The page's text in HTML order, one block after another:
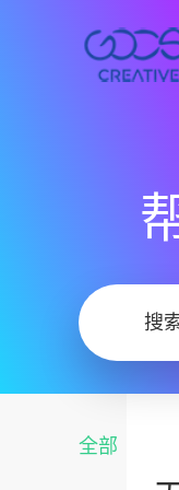
全部